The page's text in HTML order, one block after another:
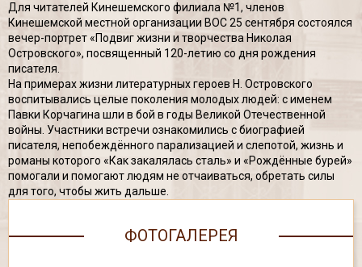
Для читателей Кинешемского филиала №1, членов
Кинешемской местной организации ВОС 25 сентября состоялся
вечер-портрет «Подвиг жизни и творчества Николая
Островского», посвященный 120-летию со дня рождения
писателя.
На примерах жизни литературных героев Н. Островского
воспитывались целые поколения молодых людей: с именем
Павки Корчагина шли в бой в годы Великой Отечественной
войны. Участники встречи ознакомились с биографией
писателя, непобеждённого парализацией и слепотой, жизнь и
романы которого «Как закалялась сталь» и «Рождённые бурей»
помогали и помогают людям не отчаиваться, обретать силы
для того, чтобы жить дальше.
ФОТОГАЛЕРЕЯ